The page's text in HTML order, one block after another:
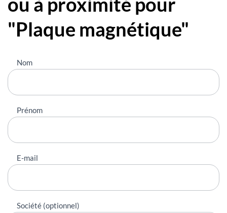
"Plaque magnétique"
Nous
contacter
Nom
Prénom
E-mail
Société (optionnel)